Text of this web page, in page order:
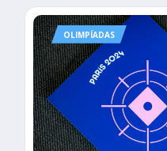
OLIMPÍADAS